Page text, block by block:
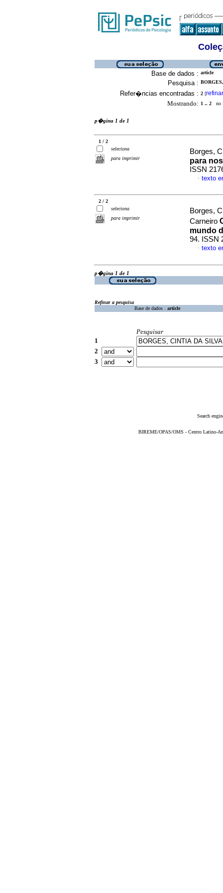
Base de dados : article
Pesquisa :
Refer�ncias encontradas : 2 [refinar
Mostrando: 1 .. 2 no
p�gina 1 de 1
1 / 2
seleciona
para imprimir
Borges,
para
ISSN
· texto
2 / 2
seleciona
para imprimir
Borges,
Carneiro
mundo
94. ISSN
· texto
p�gina 1 de 1
Refinar a pesquisa
Base de dados : article
Pesquisar
1
2
3
Search
BIREME/OPAS/OMS - Centro Latino-